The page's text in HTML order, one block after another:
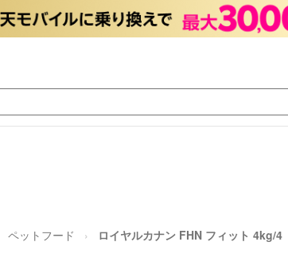
ペットフード ロイヤルカナン FHN フィット 4kg/4